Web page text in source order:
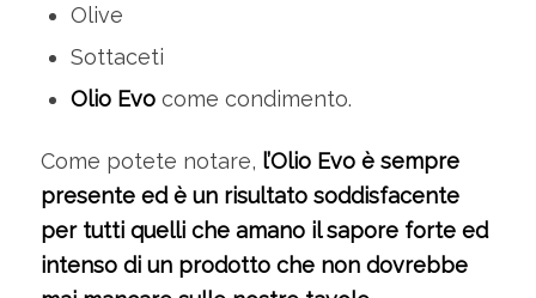
Olive
Sottaceti
Olio Evocome condimento.
Come potete notare, l’Olio Evo è sempre
presente ed è un risultato soddisfacente
per tutti quelli che amano il sapore forte ed
intenso di un prodotto che non dovrebbe